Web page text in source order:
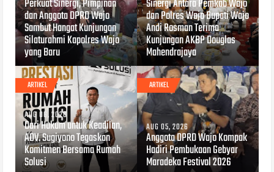
Perkuat Sinergi, Pimpinan
dan Anggota DPRD Wajo
Sambut Hangat Kunjungan
Silaturahmi Kapolres Wajo
yang Baru
Sinergi Antara Pemkab Wajo
dan Polres Wajo Bupati Wajo
Andi Rosman Terima
Kunjungan AKBP Douglas
Mahendrajaya
ARTIKEL
AUG 06, 2026
Dari Hukum untuk Keadilan,
ADV. Sugiyono Tegaskan
Komitmen Bersama Rumah
Solusi
ARTIKEL
AUG 05, 2026
Anggota DPRD Wajo Kompak
Hadiri Pembukaan Gebyar
Maradeka Festival 2026